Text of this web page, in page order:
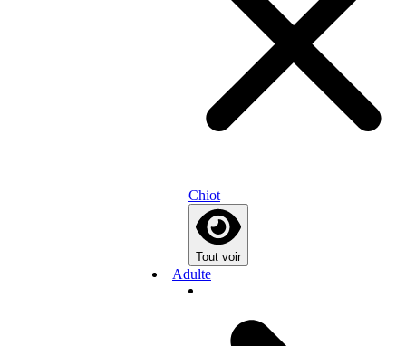
Chiot
Tout voir
Adulte